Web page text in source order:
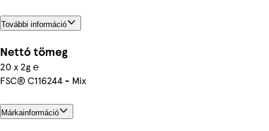
További információ
Nettó tömeg
20 x 2g ℮
FSC® C116244 - Mix
Márkainformáció